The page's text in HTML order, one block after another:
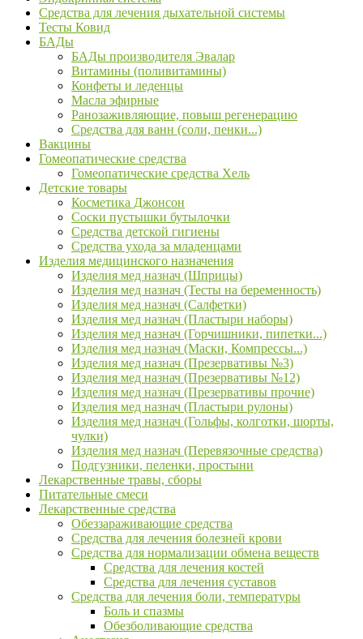
Средства для лечения дыхательной системы
Тесты Ковид
БАДы
БАДы производителя Эвалар
Витамины (поливитамины)
Конфеты и леденцы
Масла эфирные
Ранозаживляющие, повыш регенерацию
Средства для ванн (соли, пенки...)
Вакцины
Гомеопатические средства
Гомеопатические средства Хель
Детские товары
Косметика Джонсон
Соски пустышки бутылочки
Средства детской гигиены
Средства ухода за младенцами
Изделия медицинского назначения
Изделия мед назнач (Шприцы)
Изделия мед назнач (Тесты на беременность)
Изделия мед назнач (Салфетки)
Изделия мед назнач (Пластыри наборы)
Изделия мед назнач (Горчишники, пипетки...)
Изделия мед назнач (Маски, Компрессы...)
Изделия мед назнач (Презервативы №3)
Изделия мед назнач (Презервативы №12)
Изделия мед назнач (Презервативы прочие)
Изделия мед назнач (Пластыри рулоны)
Изделия мед назнач (Гольфы, колготки, шорты,
чулки)
Изделия мед назнач (Перевязочные средства)
Подгузники, пеленки, простыни
Лекарственные травы, сборы
Питательные смеси
Лекарственные средства
Обеззараживающие средства
Средства для лечения болезней крови
Средства для нормализации обмена веществ
Средства для лечения костей
Средства для лечения суставов
Средства для лечения боли, температуры
Боль и спазмы
Обезболивающие средства